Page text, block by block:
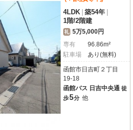
4LDK 築54年
1階/2階建
礼 5万5,000円
専有
96.86m²
駐車場
あり(無料)
函館市日吉町２丁目
19-18
函館バス 日吉中央通 徒
歩5分 他